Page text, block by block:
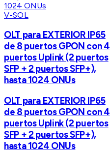
V-SOL
OLT para EXTERIOR IP65
de 8 puertos GPON con 4
puertos Uplink (2 puertos
SFP + 2 puertos SFP+),
hasta 1024 ONUs
OLT para EXTERIOR IP65
de 8 puertos GPON con 4
puertos Uplink (2 puertos
SFP + 2 puertos SFP+),
hasta 1024 ONUs